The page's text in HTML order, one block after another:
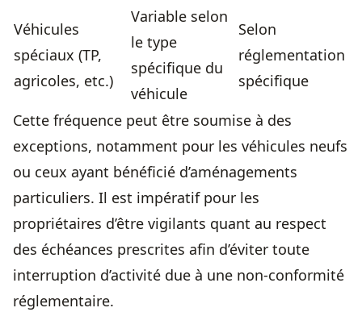
Véhicules
spéciaux (TP,
agricoles, etc.)
Variable selon
le type
spécifique du
véhicule
Selon
réglementation
spécifique
Cette fréquence peut être soumise à des
exceptions, notamment pour les véhicules neufs
ou ceux ayant bénéficié d’aménagements
particuliers. Il est impératif pour les
propriétaires d’être vigilants quant au respect
des échéances prescrites afin d’éviter toute
interruption d’activité due à une non-conformité
réglementaire.